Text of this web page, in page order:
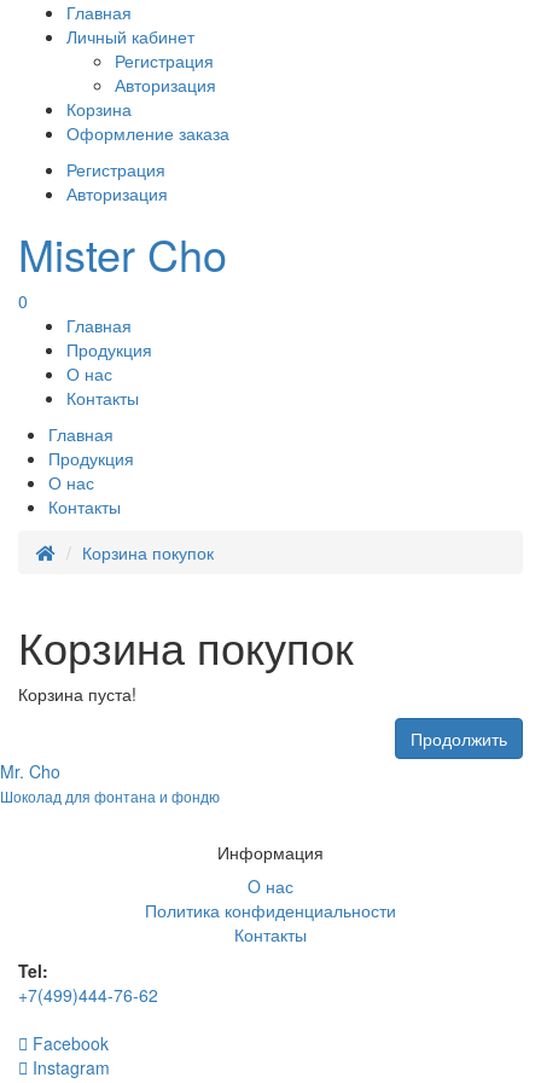
Главная
Личный кабинет
Регистрация
Авторизация
Корзина
Оформление заказа
Регистрация
Авторизация
Mister Cho
0
Главная
Продукция
О нас
Контакты
Главная
Продукция
О нас
Контакты
Корзина покупок
Корзина покупок
Корзина пуста!
Продолжить
Mr. Cho
Шоколад для фонтана и фондю
Информация
O нас
Политика конфиденциальности
Контакты
Tel:
+7(499)444-76-62
Facebook
Instagram